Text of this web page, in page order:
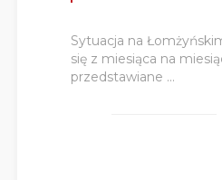
Sytuacja na
się z miesiąca na
przedstawiane ...